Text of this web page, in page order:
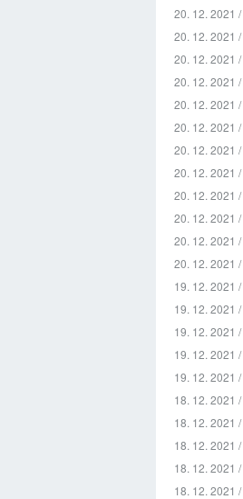
20. 12. 2021 /
20. 12. 2021 /
20. 12. 2021 /
20. 12. 2021 /
20. 12. 2021 /
20. 12. 2021 /
20. 12. 2021 /
20. 12. 2021 /
20. 12. 2021 /
20. 12. 2021 /
20. 12. 2021 /
20. 12. 2021 /
19. 12. 2021 /
19. 12. 2021 /
19. 12. 2021 /
19. 12. 2021 /
19. 12. 2021 /
18. 12. 2021 /
18. 12. 2021 /
18. 12. 2021 /
18. 12. 2021 /
18. 12. 2021 /